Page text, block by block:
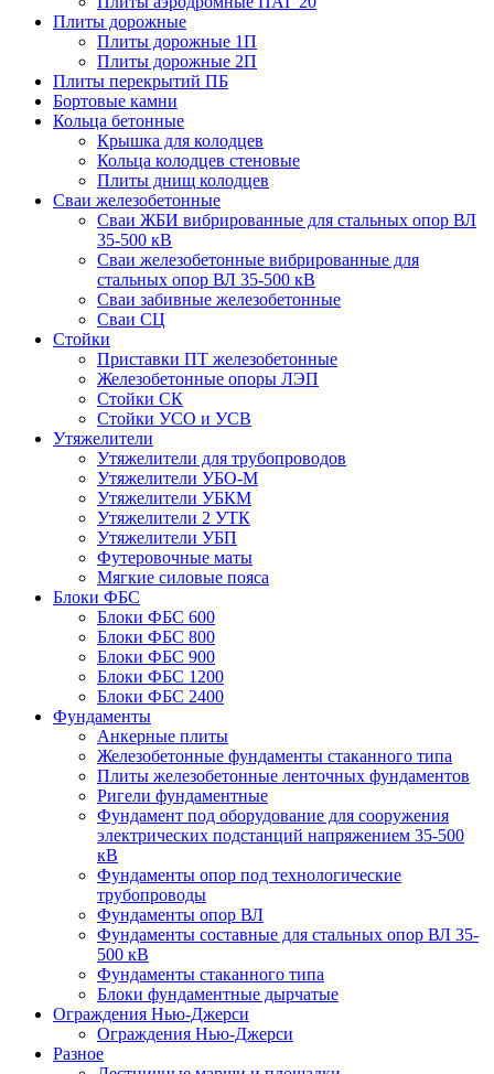
Плиты дорожные
Плиты дорожные 1П
Плиты дорожные 2П
Плиты перекрытий ПБ
Бортовые камни
Кольца бетонные
Крышка для колодцев
Кольца колодцев стеновые
Плиты днищ колодцев
Сваи железобетонные
Сваи ЖБИ вибрированные для стальных опор ВЛ
35-500 кВ
Сваи железобетонные вибрированные для
стальных опор ВЛ 35-500 кВ
Сваи забивные железобетонные
Сваи СЦ
Стойки
Приставки ПТ железобетонные
Железобетонные опоры ЛЭП
Стойки СК
Стойки УСО и УСВ
Утяжелители
Утяжелители для трубопроводов
Утяжелители УБО-М
Утяжелители УБКМ
Утяжелители 2 УТК
Утяжелители УБП
Футеровочные маты
Мягкие силовые пояса
Блоки ФБС
Блоки ФБС 600
Блоки ФБС 800
Блоки ФБС 900
Блоки ФБС 1200
Блоки ФБС 2400
Фундаменты
Анкерные плиты
Железобетонные фундаменты стаканного типа
Плиты железобетонные ленточных фундаментов
Ригели фундаментные
Фундамент под оборудование для сооружения
электрических подстанций напряжением 35-500
кВ
Фундаменты опор под технологические
трубопроводы
Фундаменты опор ВЛ
Фундаменты составные для стальных опор ВЛ 35-
500 кВ
Фундаменты стаканного типа
Блоки фундаментные дырчатые
Ограждения Нью-Джерси
Ограждения Нью-Джерси
Разное